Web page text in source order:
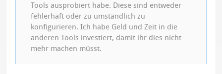
Tools ausprobiert habe. Diese sind entweder
fehlerhaft oder zu umständlich zu
konfigurieren. Ich habe Geld und Zeit in die
anderen Tools investiert, damit ihr dies nicht
mehr machen müsst.